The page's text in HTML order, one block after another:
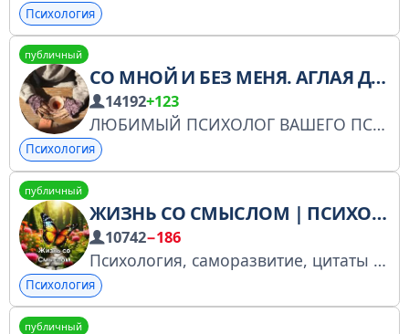
Психология
публичный
СО МНОЙ И БЕЗ МЕНЯ. АГЛАЯ ДАТЕШИДЗЕ
14192+123
ЛЮБИМЫЙ ПСИХОЛОГ ВАШЕГО ПСИХОЛОГА Регистрация в перечене РКН: https://www.gosuslugi.ru/snet/67a09cee42df79578a612ffe ВАЖНО! В сообществе работает спам-бот. Если вас блокируют - пишите в поддержку.
Психология
публичный
ЖИЗНЬ СО СМЫСЛОМ | ПСИХОЛОГИЯ
10742−186
Психология, саморазвитие, цитаты и аффирмации! Ссылка для друзей: https://t.me/zhizn_so_smyslom Для рекламы писать: @BelkaFox @Ntkrv08 Менеджеры: https://t.me/managers_Matrix
Психология
публичный